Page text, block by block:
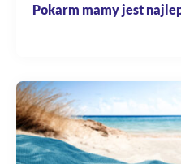
Pokarm mamy jest